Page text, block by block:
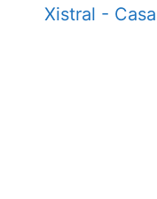
Xistral -